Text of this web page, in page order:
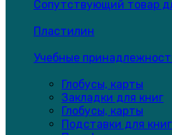
Сопутствующий товар
Пластилин
Учебные
Глобусы, карты
Закладки для книг
Глобусы, карты
Подставки для книг